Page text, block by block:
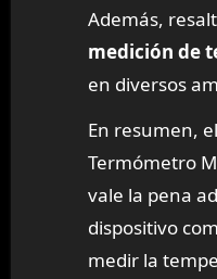
Además,
medición de
en diversos
En resumen,
Termómetro
vale la pena
dispositivo
medir la